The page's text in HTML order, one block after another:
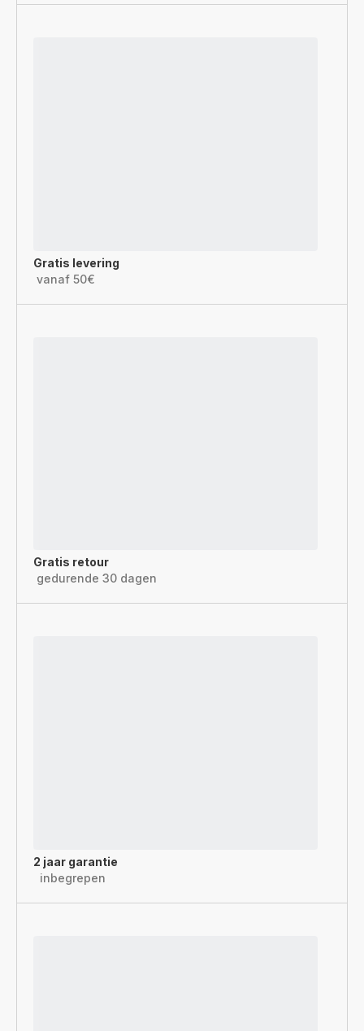
Gratis levering
vanaf 50€
Gratis retour
gedurende 30 dagen
2 jaar garantie
inbegrepen